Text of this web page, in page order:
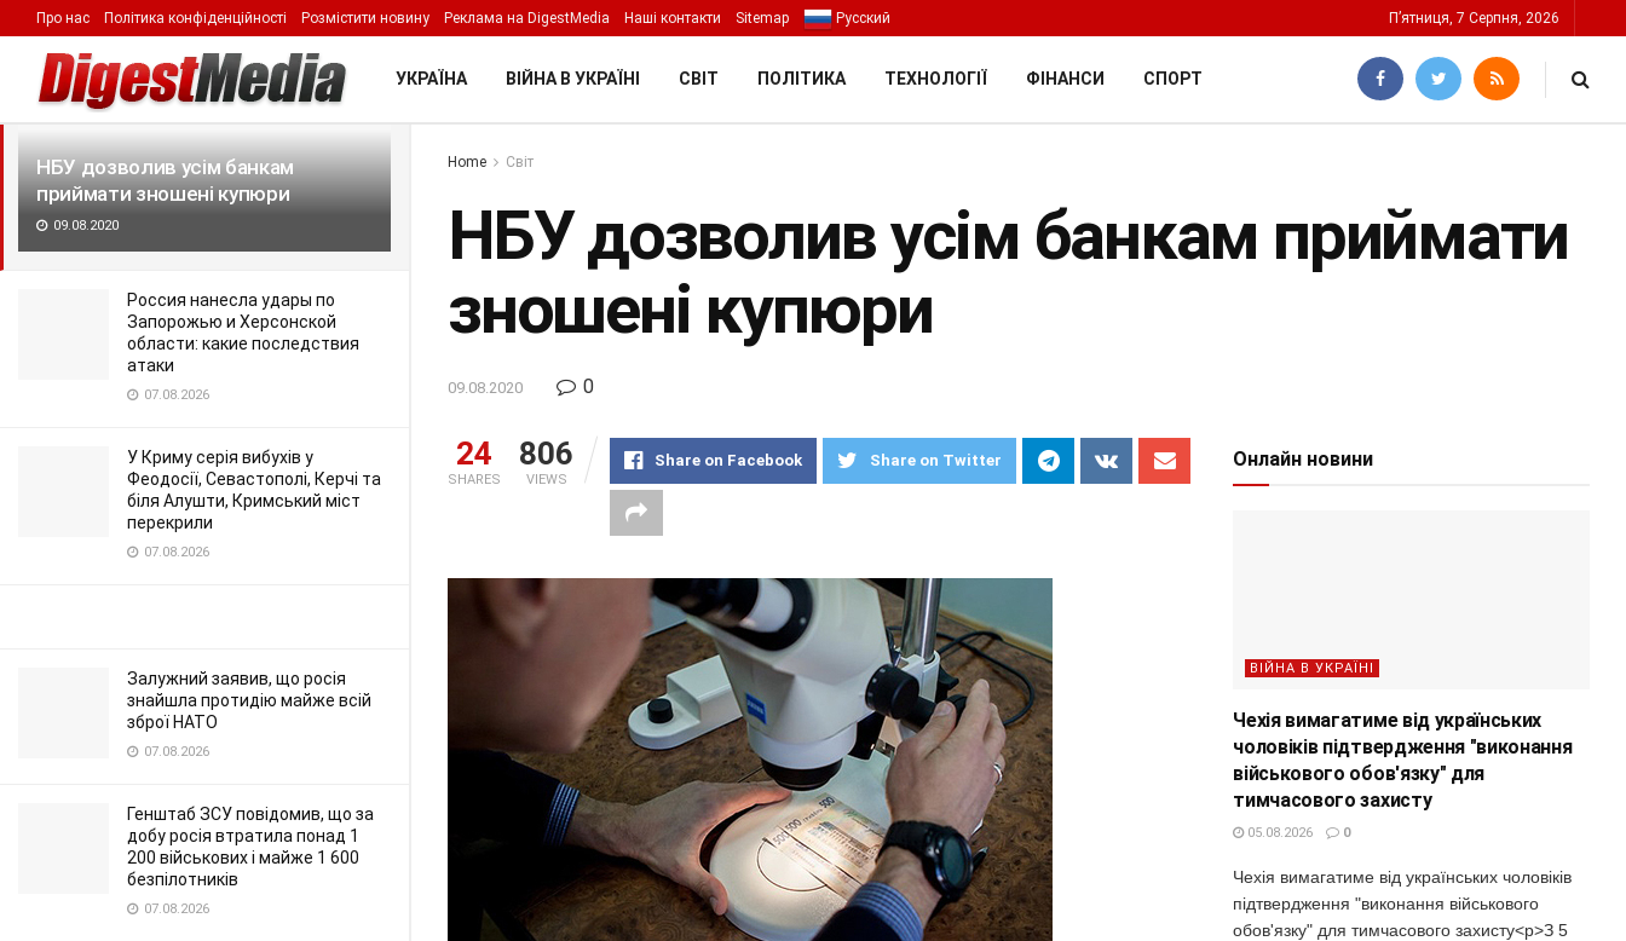
LATEST TRENDING Filter
НБУ дозволив усім банкам
приймати зношені купюри
09.08.2020
Россия нанесла удары по
Запорожью и Херсонской
области: какие последствия
атаки
07.08.2026
У Криму серія вибухів у
Феодосії, Севастополі, Керчі та
біля Алушти, Кримський міст
перекрили
07.08.2026
Залужний заявив, що росія
знайшла протидію майже всій
зброї НАТО
07.08.2026
Генштаб ЗСУ повідомив, що за
добу росія втратила понад 1
200 військових і майже 1 600
безпілотників
07.08.2026
Про нас Політика конфіденційності Розмістити новину Реклама на DigestMedia Наші контакти Sitemap Русский П’ятниця, 7 Серпня, 2026
УКРАЇНА ВІЙНА В УКРАЇНІ СВІТ ПОЛІТИКА ТЕХНОЛОГІЇ ФІНАНСИ СПОРТ
Home Світ
НБУ дозволив усім банкам приймати
зношені купюри
09.08.2020 0
24
SHARES
806
VIEWS
Share on Facebook Share on Twitter Онлайн новини
ВІЙНА В УКРАЇНІ
Чехія вимагатиме від українських
чоловіків підтвердження "виконання
військового обов'язку" для
тимчасового захисту
05.08.2026 0
Чехія вимагатиме від українських чоловіків
підтвердження "виконання військового
обов'язку" для тимчасового захисту<p>З 5